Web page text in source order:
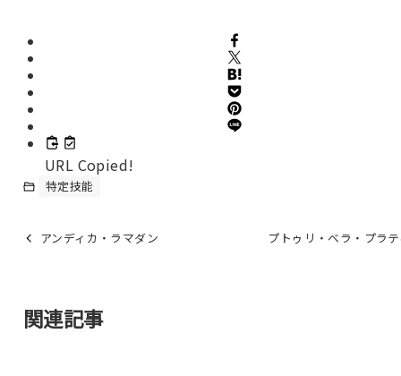
URL Copied!
特定技能
アンディカ・ラマダン プトゥリ・ベラ・プラ
関連記事